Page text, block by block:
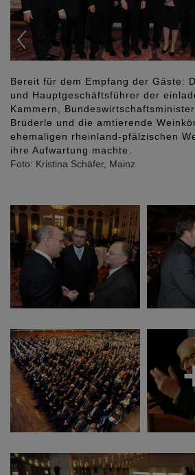
Der Vorstandsvorsitzende der
Uwe Abel, im Gespräch mit Dr.
Hauptgeschäftsführer der
Rheinland-Pfalz.
Foto: Kristina Schäfer, Mainz
Previous